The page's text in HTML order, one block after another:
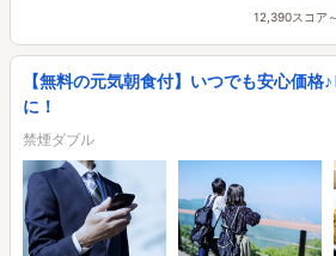
12,390スコア～
【無料の元気朝食付】いつでも安心価格
に！
禁煙ダブル